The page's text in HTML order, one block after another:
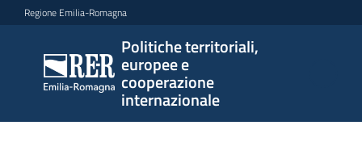
Vai al contenuto
Vai alla navigazione
Vai al footer
Regione Emilia-Romagna
Politiche territoriali,
europee e
cooperazione
internazionale
Politiche
territoriali,
europee e
cooperazione